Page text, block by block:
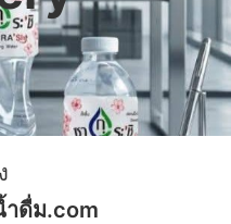
ำดื่ม.com